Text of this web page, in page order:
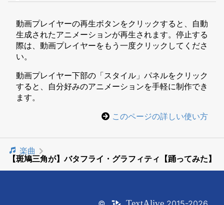
動画プレイヤーの再生ボタンをクリックすると、自動
生成されたアニメーションが再生されます。停止する
際は、動画プレイヤーをもう一度クリックしてくださ
い。
動画プレイヤー下部の「スタイル」パネルをクリック
すると、自分好みのアニメーションを手軽に制作でき
ます。
このページの詳しい使い方
楽曲
【斑鳩三角が】バタフライ・グラフィティ【踊ってみた】